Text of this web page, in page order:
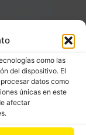
como las
del dispositivo. El
datos como
únicas en este
afectar
se que é
são em
em tempo
transmissão